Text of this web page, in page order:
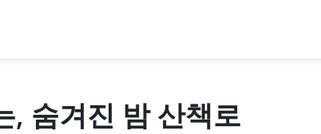
, 숨겨진 밤 산책로